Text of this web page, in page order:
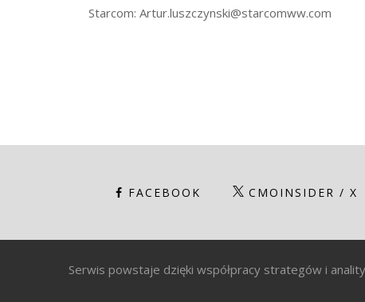
Starcom: Artur.luszczynski@starcomww.com
FACEBOOK CMOINSIDER / X
Serwis powstaje dzięki współpracy strategów i